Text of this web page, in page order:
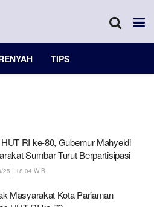
TIPS
RI ke-80, Gubernur Mahyeldi
Sumbar Turut Berpartisipasi
25 | 18:04 WIB
Masyarakat Kota Pariaman